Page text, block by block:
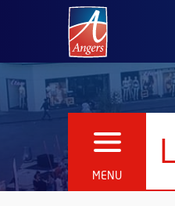
Angers.fr :
MENU
OUVRIR LE MENU